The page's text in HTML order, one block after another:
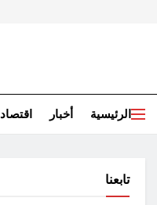
الرئيسية أخبار اقتصاد
تابعنا